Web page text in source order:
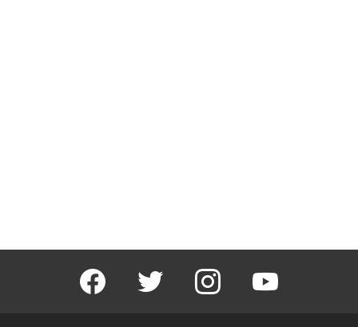
facebook twitter instagram youtube